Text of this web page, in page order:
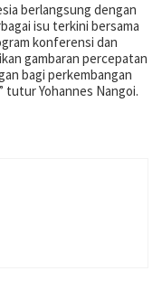
berlangsung dengan
isu terkini bersama
konferensi dan
gambaran percepatan
bagi perkembangan
Yohannes Nangoi.